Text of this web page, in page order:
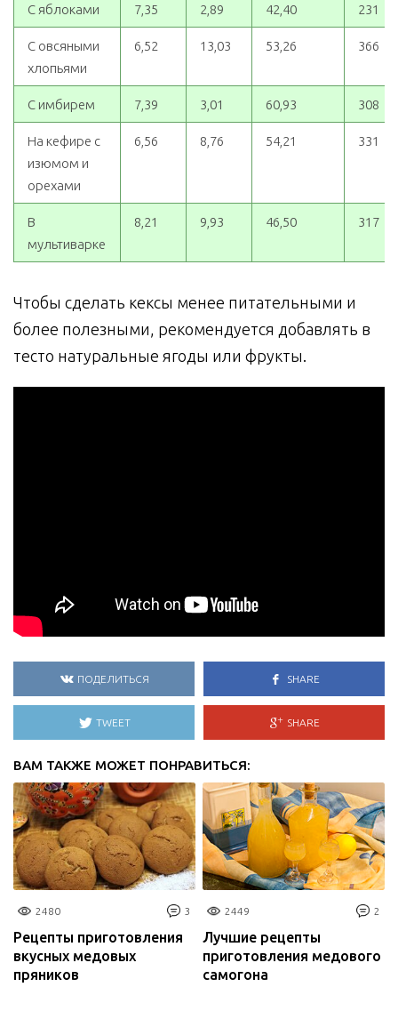
С яблоками 7,35 2,89 42,40 231
С овсяными
хлопьями
6,52 13,03 53,26 366
С имбирем 7,39 3,01 60,93 308
На кефире с
изюмом и
орехами
6,56 8,76 54,21 331
В
мультиварке
8,21 9,93 46,50 317
Чтобы сделать кексы менее питательными и
более полезными, рекомендуется добавлять в
тесто натуральные ягоды или фрукты.
ПОДЕЛИТЬСЯ SHARE
TWEET SHARE
ВАМ ТАКЖЕ МОЖЕТ ПОНРАВИТЬСЯ:
2480 3
Рецепты приготовления
вкусных медовых
пряников
2449 2
Лучшие рецепты
приготовления медового
самогона